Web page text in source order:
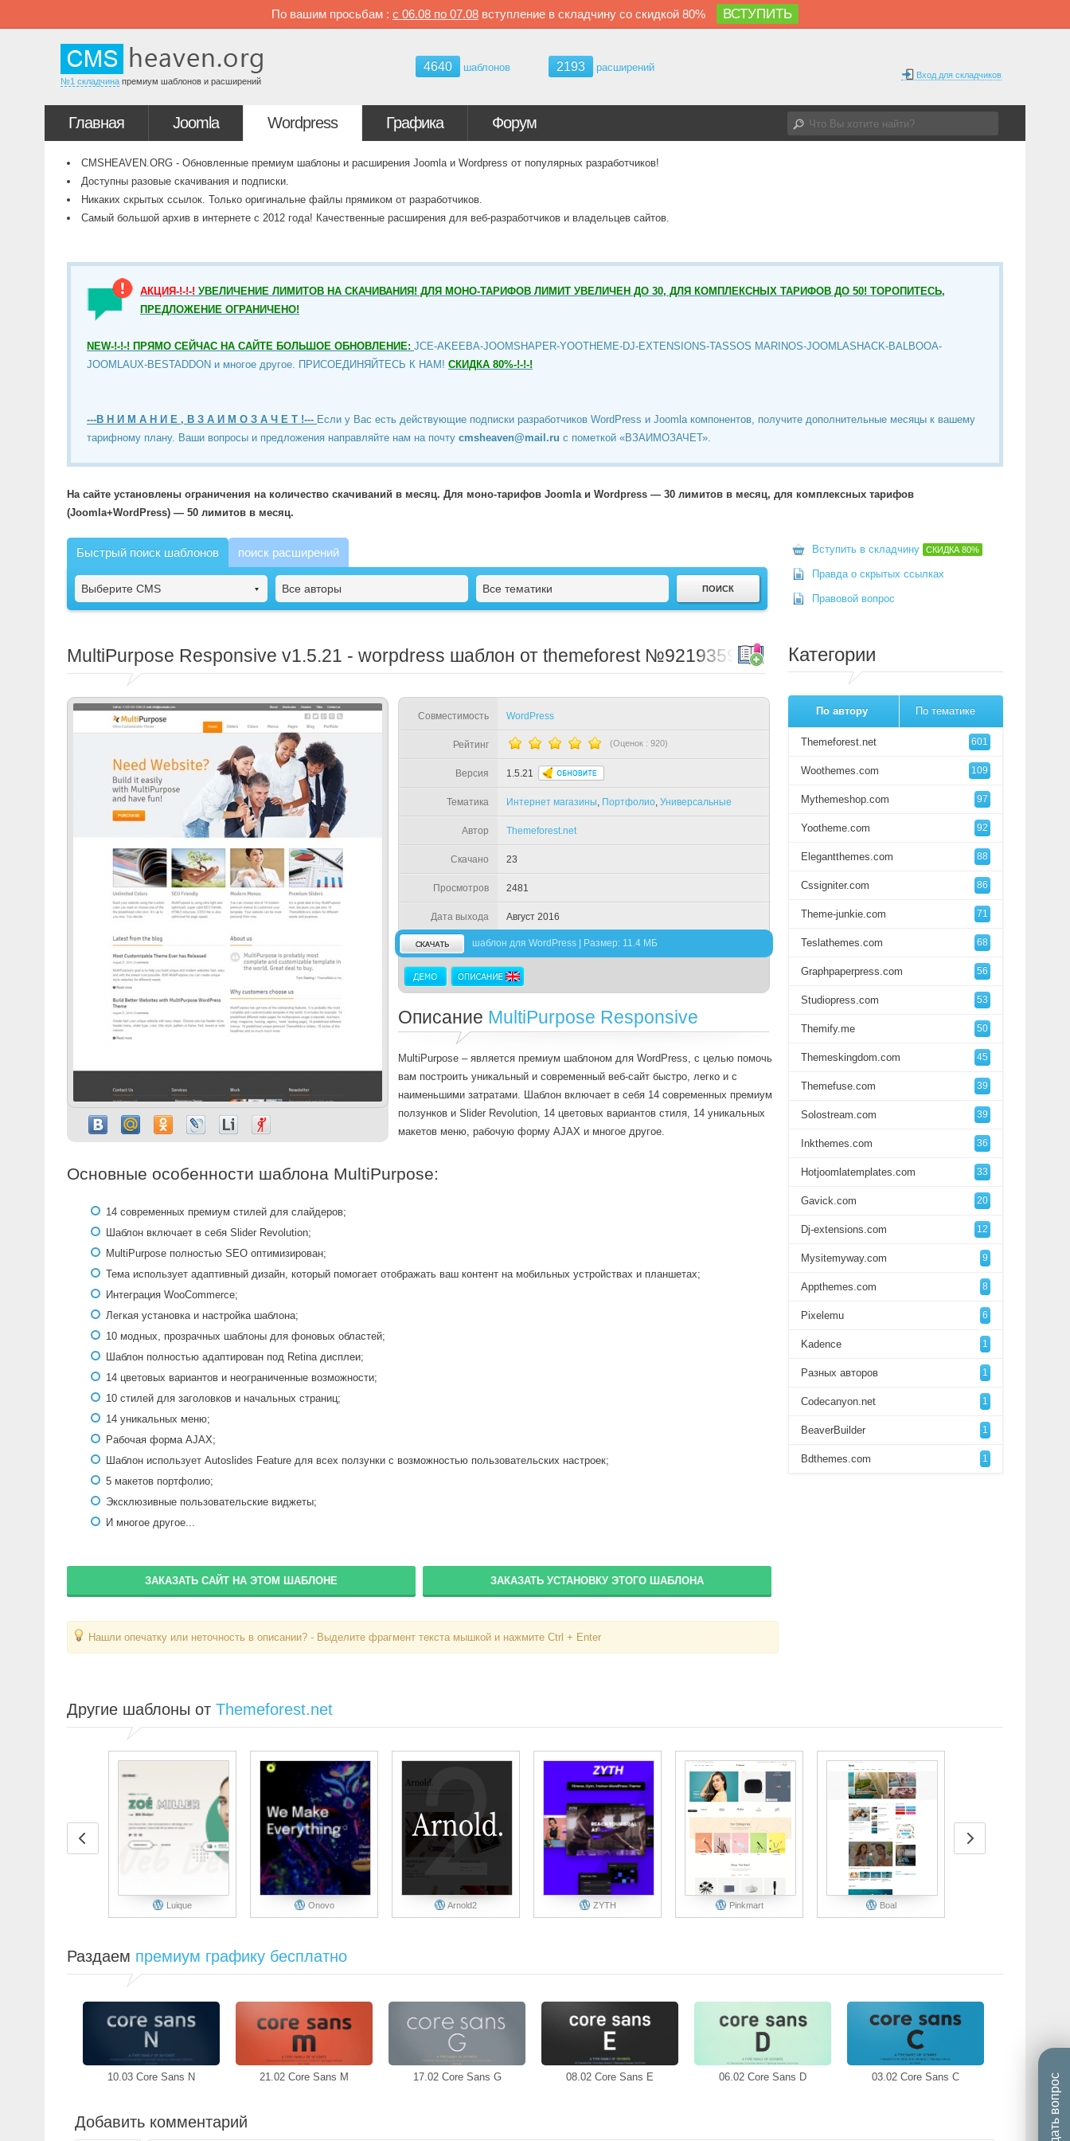
По вашим просьбам : с 06.08 по 07.08 вступление в складчину со скидкой 80% ВСТУПИТЬ
№1 складчина премиум шаблонов и расширений
4640 шаблонов 2193 расширений
Вход для складчиков
Главная Joomla Wordpress Графика Форум
CMSHEAVEN.ORG - Обновленные премиум шаблоны и расширения Joomla и Wordpress от популярных разработчиков!
Доступны разовые скачивания и подписки.
Никаких скрытых ссылок. Только оригинальне файлы прямиком от разработчиков.
Самый большой архив в интернете с 2012 года! Качественные расширения для веб-разработчиков и владельцев сайтов.
АКЦИЯ-!-!-! УВЕЛИЧЕНИЕ ЛИМИТОВ НА СКАЧИВАНИЯ! ДЛЯ МОНО-ТАРИФОВ ЛИМИТ УВЕЛИЧЕН ДО 30, ДЛЯ КОМПЛЕКСНЫХ ТАРИФОВ ДО 50! ТОРОПИТЕСЬ,
ПРЕДЛОЖЕНИЕ ОГРАНИЧЕНО!
NEW-!-!-! ПРЯМО СЕЙЧАС НА САЙТЕ БОЛЬШОЕ ОБНОВЛЕНИЕ: JCE-AKEEBA-JOOMSHAPER-YOOTHEME-DJ-EXTENSIONS-TASSOS MARINOS-JOOMLASHACK-BALBOOA-
JOOMLAUX-BESTADDON и многое другое. ПРИСОЕДИНЯЙТЕСЬ К НАМ! СКИДКА 80%-!-!-!
---В Н И М А Н И Е , В З А И М О З А Ч Е Т !--- Если у Вас есть действующие подписки разработчиков WordPress и Joomla компонентов, получите дополнительные месяцы к вашему
тарифному плану. Ваши вопросы и предложения направляйте нам на почту cmsheaven@mail.ru c пометкой «ВЗАИМОЗАЧЕТ».
На сайте установлены ограничения на количество скачиваний в месяц. Для моно-тарифов Joomla и Wordpress — 30 лимитов в месяц, для комплексных тарифов
(Joomla+WordPress) — 50 лимитов в месяц.
Быстрый поиск шаблонов поиск расширений
Выберите CMS Все авторы Все тематики
MultiPurpose Responsive v1.5.21 - worpdress шаблон от themeforest №9219359
Совместимость WordPress
Рейтинг (Оценок : 920)
Версия 1.5.21
Тематика Интернет магазины, Портфолио, Универсальные
Автор Themeforest.net
Скачано 23
Просмотров 2481
Дата выхода Август 2016
шаблон для WordPress | Размер: 11.4 МБ
Описание MultiPurpose Responsive
MultiPurpose – является премиум шаблоном для WordPress, с целью помочь
вам построить уникальный и современный веб-сайт быстро, легко и с
наименьшими затратами. Шаблон включает в себя 14 современных премиум
ползунков и Slider Revolution, 14 цветовых вариантов стиля, 14 уникальных
макетов меню, рабочую форму AJAX и многое другое.
Основные особенности шаблона MultiPurpose:
14 современных премиум стилей для слайдеров;
Шаблон включает в себя Slider Revolution;
MultiPurpose полностью SEO оптимизирован;
Тема использует адаптивный дизайн, который помогает отображать ваш контент на мобильных устройствах и планшетах;
Интеграция WooCommerce;
Легкая установка и настройка шаблона;
10 модных, прозрачных шаблоны для фоновых областей;
Шаблон полностью адаптирован под Retina дисплеи;
14 цветовых вариантов и неограниченные возможности;
10 стилей для заголовков и начальных страниц;
14 уникальных меню;
Рабочая форма AJAX;
Шаблон использует Autoslides Feature для всех ползунки с возможностью пользовательских настроек;
5 макетов портфолио;
Эксклюзивные пользовательские виджеты;
И многое другое...
ЗАКАЗАТЬ САЙТ НА ЭТОМ ШАБЛОНЕ ЗАКАЗАТЬ УСТАНОВКУ ЭТОГО ШАБЛОНА
Нашли опечатку или неточность в описании? - Выделите фрагмент текста мышкой и нажмите Ctrl + Enter
Вступить в складчину СКИДКА 80%
Правда о скрытых ссылках
Правовой вопрос
Категории
По автору По тематике
Themeforest.net 601
Woothemes.com 109
Mythemeshop.com 97
Yootheme.com 92
Elegantthemes.com 88
Cssigniter.com 86
Theme-junkie.com 71
Teslathemes.com 68
Graphpaperpress.com 56
Studiopress.com 53
Themify.me 50
Themeskingdom.com 45
Themefuse.com 39
Solostream.com 39
Inkthemes.com 36
Hotjoomlatemplates.com 33
Gavick.com 20
Dj-extensions.com 12
Mysitemyway.com 9
Appthemes.com 8
Pixelemu 6
Kadence 1
Разных авторов 1
Codecanyon.net 1
BeaverBuilder 1
Bdthemes.com 1
Другие шаблоны от Themeforest.net
Luique Onovo Arnold2 ZYTH Pinkmart Boal
Раздаем премиум графику бесплатно
10.03 Core Sans N 21.02 Core Sans M 17.02 Core Sans G 08.02 Core Sans E 06.02 Core Sans D 03.02 Core Sans C
Добавить комментарий Задать вопрос
Вход